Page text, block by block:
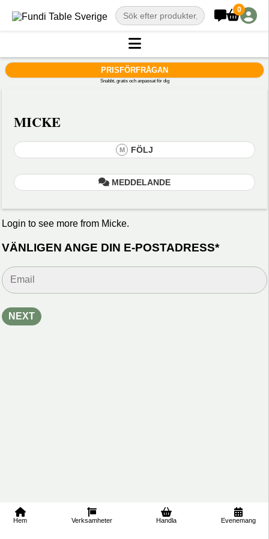
0
PRISFÖRFRÅGAN
Snabbt, gratis och anpassat för dig
Login to see more from Micke.
VÄNLIGEN ANGE DIN E-POSTADRESS*
MICKE
M FÖLJ
MEDDELANDE
Hem Verksamheter Handla Evenemang
är